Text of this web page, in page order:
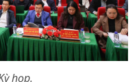
họp.